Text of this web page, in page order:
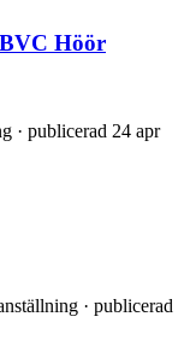
Höör
· publicerad 24 apr
· publicerad